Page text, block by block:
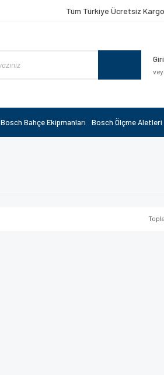
Tüm Türkiye Ücretsiz
Bosch Bahçe Ekipmanları Bosch Ölçme Aletleri